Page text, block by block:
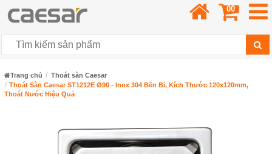
00
Trang chủ
Thoát sàn Caesar
Thoát Sàn Caesar ST1212E Ø90 - Inox 304 Bền Bỉ, Kích Thước 120x120mm,
Thoát Nước Hiệu Quả